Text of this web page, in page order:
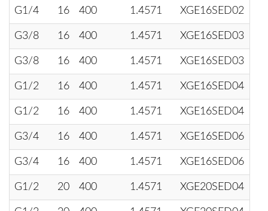
G1/4 16 400 1.4571 XGE16SED02
G3/8 16 400 1.4571 XGE16SED03
G3/8 16 400 1.4571 XGE16SED03
G1/2 16 400 1.4571 XGE16SED04
G1/2 16 400 1.4571 XGE16SED04
G3/4 16 400 1.4571 XGE16SED06
G3/4 16 400 1.4571 XGE16SED06
G1/2 20 400 1.4571 XGE20SED04